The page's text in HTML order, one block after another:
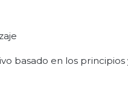
basado en los principios